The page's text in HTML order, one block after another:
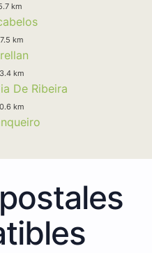
km
km
km
De Ribeira
km